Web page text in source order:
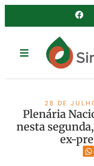
28 DE
Plenária
nesta
ex-